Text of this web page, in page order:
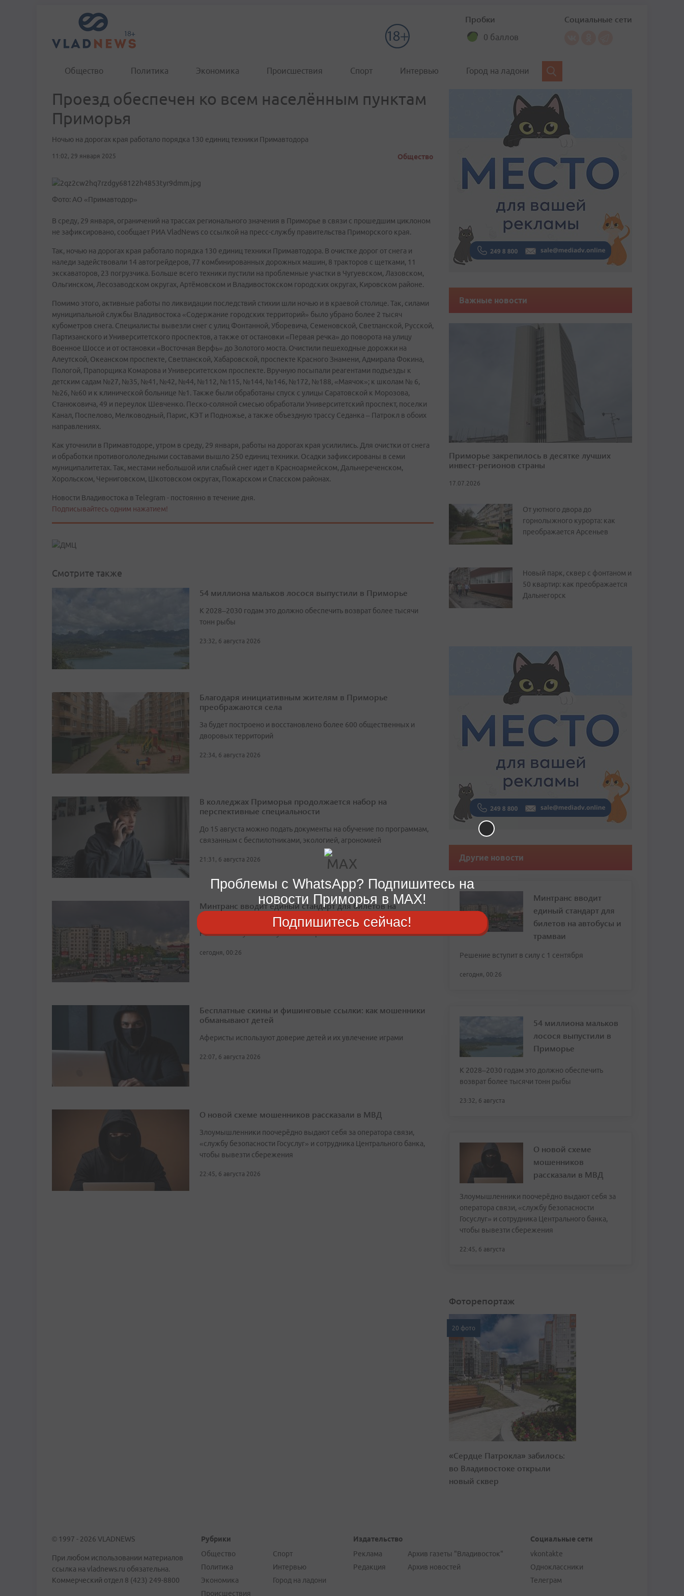
Пробки
0 баллов
Социальные сети
Общество Политика Экономика Происшествия Спорт Интервью Город на ладони
Проезд обеспечен ко всем населённым пунктам
Приморья
Ночью на дорогах края работало порядка 130 единиц техники Примавтодора
11:02, 29 января 2025 Общество
Фото: АО «Примавтодор»
В среду, 29 января, ограничений на трассах регионального значения в Приморье в связи с прошедшим циклоном
не зафиксировано, сообщает РИА VladNews со ссылкой на пресс-службу правительства Приморского края.
Так, ночью на дорогах края работало порядка 130 единиц техники Примавтодора. В очистке дорог от снега и
наледи задействовали 14 автогрейдеров, 77 комбинированных дорожных машин, 8 тракторов с щетками, 11
экскаваторов, 23 погрузчика. Больше всего техники пустили на проблемные участки в Чугуевском, Лазовском,
Ольгинском, Лесозаводском округах, Артёмовском и Владивостокском городских округах, Кировском районе.
Помимо этого, активные работы по ликвидации последствий стихии шли ночью и в краевой столице. Так, силами
муниципальной службы Владивостока «Содержание городских территорий» было убрано более 2 тысяч
кубометров снега. Специалисты вывезли снег с улиц Фонтанной, Уборевича, Семеновской, Светланской, Русской,
Партизанского и Университетского проспектов, а также от остановки «Первая речка» до поворота на улицу
Военное Шоссе и от остановки «Восточная Верфь» до Золотого моста. Очистили пешеходные дорожки на
Алеутской, Океанском проспекте, Светланской, Хабаровской, проспекте Красного Знамени, Адмирала Фокина,
Пологой, Прапорщика Комарова и Университетском проспекте. Вручную посыпали реагентами подъезды к
детским садам №27, №35, №41, №42, №44, №112, №115, №144, №146, №172, №188, «Маячок»; к школам № 6,
№26, №60 и к клинической больнице №1. Также были обработаны спуск с улицы Саратовской к Морозова,
Станюковича, 49 и переулок Шевченко. Песко-соляной смесью обработали Университетский проспект, поселки
Канал, Поспелово, Мелководный, Парис, КЭТ и Подножье, а также объездную трассу Седанка – Патрокл в обоих
направлениях.
Как уточнили в Примавтодоре, утром в среду, 29 января, работы на дорогах края усилились. Для очистки от снега
и обработки противогололедными составами вышло 250 единиц техники. Осадки зафиксированы в семи
муниципалитетах. Так, местами небольшой или слабый снег идет в Красноармейском, Дальнереченском,
Хорольском, Черниговском, Шкотовском округах, Пожарском и Спасском районах.
Новости Владивостока в Telegram - постоянно в течение дня.
Подписывайтесь одним нажатием!
Смотрите также
54 миллиона мальков лосося выпустили в Приморье
К 2028–2030 годам это должно обеспечить возврат более тысячи
тонн рыбы
23:32, 6 августа 2026
Благодаря инициативным жителям в Приморье
преображаются села
За будет построено и восстановлено более 600 общественных и
дворовых территорий
22:34, 6 августа 2026
В колледжах Приморья продолжается набор на
перспективные специальности
До 15 августа можно подать документы на обучение по программам,
связанным с беспилотниками, экологией, агрономией
21:31, 6 августа 2026
Минтранс вводит единый стандарт для билетов на
автобусы и трамваи
Решение вступит в силу с 1 сентября
сегодня, 00:26
Бесплатные скины и фишинговые ссылки: как мошенники
обманывают детей
Аферисты используют доверие детей и их увлечение играми
22:07, 6 августа 2026
О новой схеме мошенников рассказали в МВД
Злоумышленники поочерёдно выдают себя за оператора связи,
«службу безопасности Госуслуг» и сотрудника Центрального банка,
чтобы вывезти сбережения
22:45, 6 августа 2026
Важные новости
Приморье закрепилось в десятке лучших
инвест-регионов страны
17.07.2026
От уютного двора до
горнолыжного курорта: как
преображается Арсеньев
Новый парк, сквер с фонтаном и
50 квартир: как преображается
Дальнегорск
Другие новости
Минтранс вводит
единый стандарт для
билетов на автобусы и
трамваи
Решение вступит в силу с 1 сентября
сегодня, 00:26
54 миллиона мальков
лосося выпустили в
Приморье
К 2028–2030 годам это должно обеспечить
возврат более тысячи тонн рыбы
23:32, 6 августа
О новой схеме
мошенников
рассказали в МВД
Злоумышленники поочерёдно выдают себя за
оператора связи, «службу безопасности
Госуслуг» и сотрудника Центрального банка,
чтобы вывезти сбережения
22:45, 6 августа
Фоторепортаж
20 фото
«Сердце Патрокла» забилось:
во Владивостоке открыли
новый сквер
© 1997 - 2026 VLADNEWS
При любом использовании материалов
ссылка на vladnews.ru обязательна.
Коммерческий отдел 8 (423) 249-8800
Рубрики
Общество
Политика
Экономика
Происшествия
Спорт
Интервью
Город на ладони
Издательство
Реклама
Редакция
Архив газеты "Владивосток"
Архив новостей
Социальные сети
vkontakte
Одноклассники
Телеграм
Проблемы с WhatsApp? Подпишитесь на
новости Приморья в MAX!
Подпишитесь сейчас!